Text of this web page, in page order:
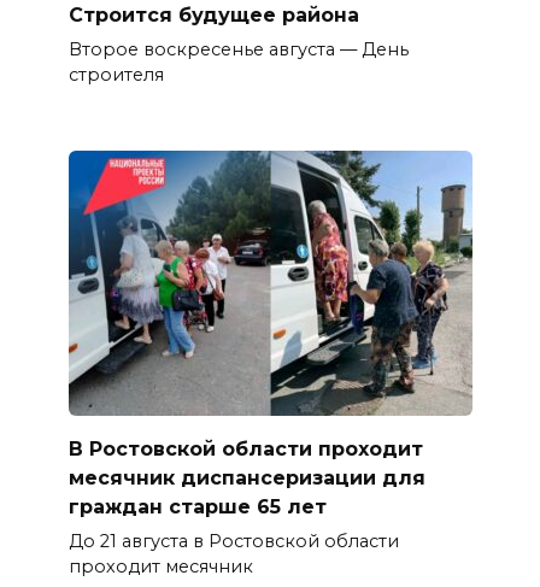
Строится будущее района
Второе воскресенье августа — День
строителя
В Ростовской области проходит
месячник диспансеризации для
граждан старше 65 лет
До 21 августа в Ростовской области
проходит месячник